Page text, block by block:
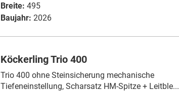
Breite: 495
Baujahr: 2026
Köckerling Trio 400
Trio 400 ohne Steinsicherung mechanische
Tiefeneinstellung, Scharsatz HM-Spitze + Leitble...